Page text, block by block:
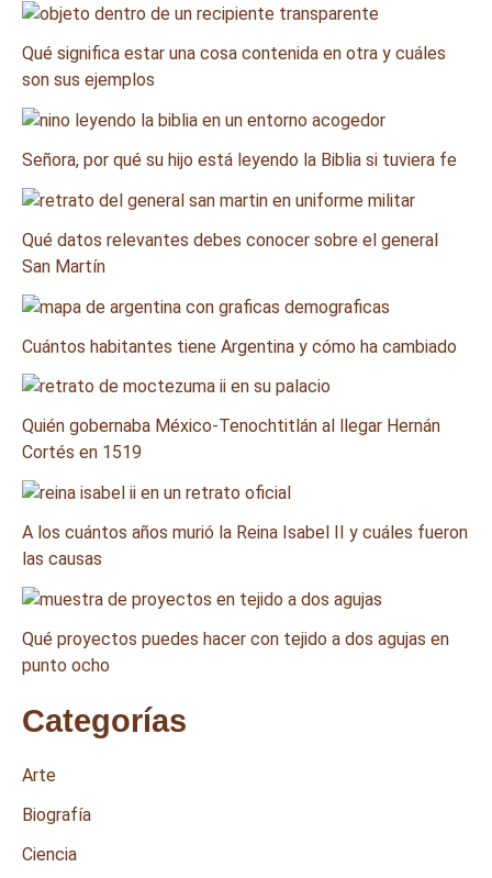
Qué significa estar una cosa contenida en otra y cuáles
son sus ejemplos
Señora, por qué su hijo está leyendo la Biblia si tuviera fe
Qué datos relevantes debes conocer sobre el general
San Martín
Cuántos habitantes tiene Argentina y cómo ha cambiado
Quién gobernaba México-Tenochtitlán al llegar Hernán
Cortés en 1519
A los cuántos años murió la Reina Isabel II y cuáles fueron
las causas
Qué proyectos puedes hacer con tejido a dos agujas en
punto ocho
Categorías
Arte
Biografía
Ciencia